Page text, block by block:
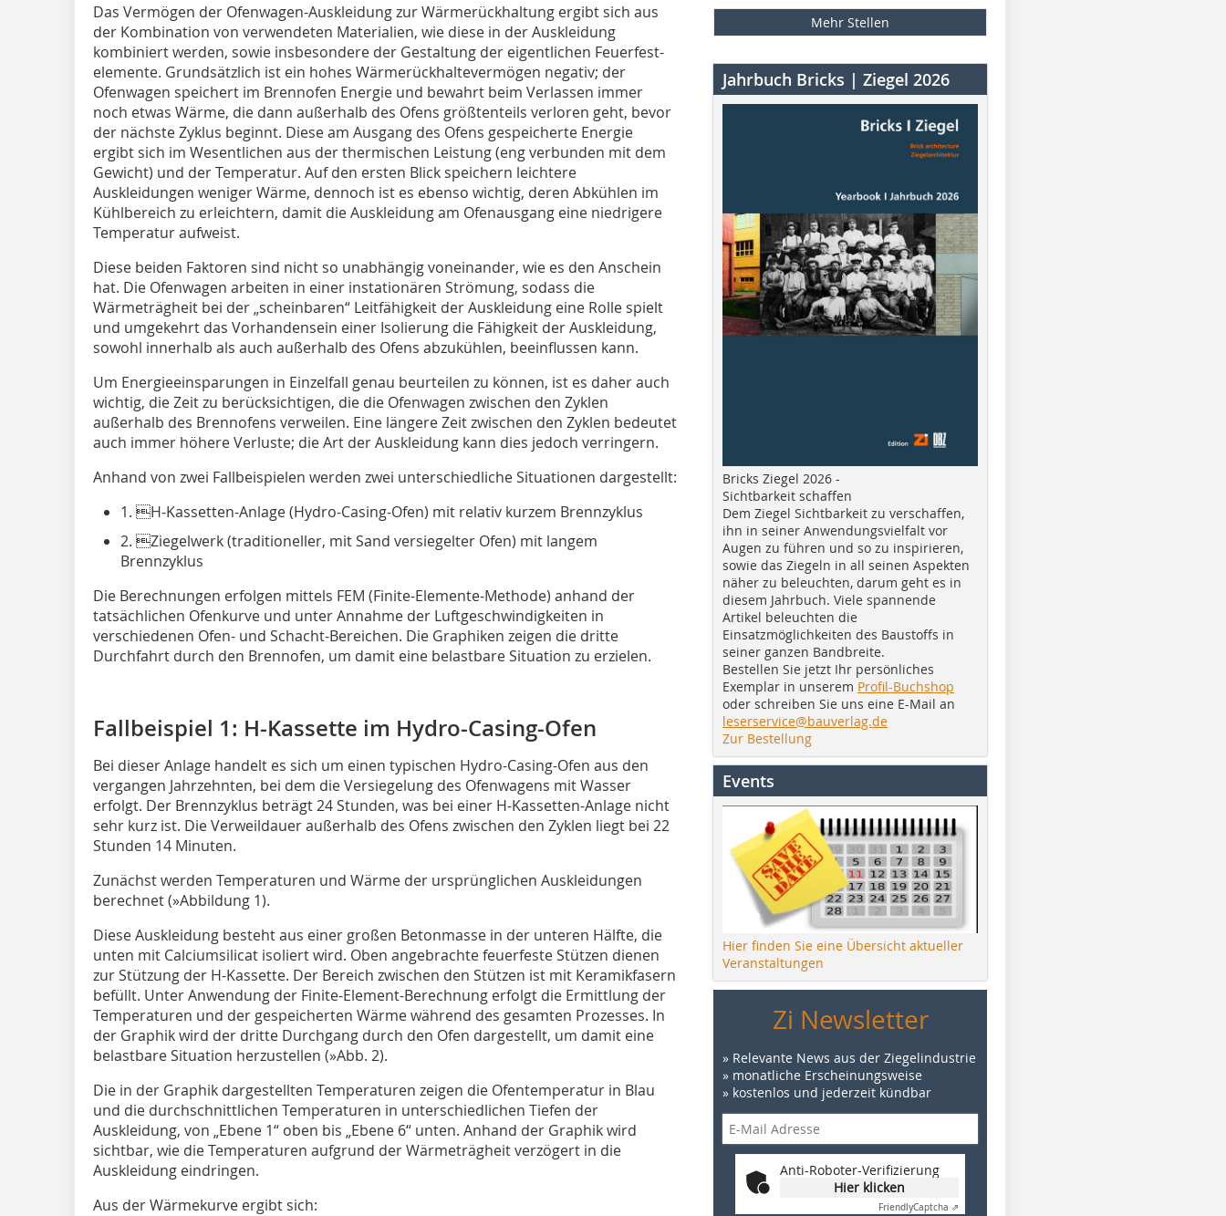
Das Vermögen der Ofenwagen-Auskleidung zur Wärmerückhaltung ergibt sich aus
der Kombination von verwendeten Materialien, wie diese in der Auskleidung
kombiniert werden, sowie insbesondere der Gestaltung der eigentlichen Feuerfest-
elemente. Grundsätzlich ist ein hohes Wärmerückhaltevermögen negativ; der
Ofenwagen speichert im Brennofen Energie und bewahrt beim Verlassen immer
noch etwas Wärme, die dann außerhalb des Ofens größtenteils verloren geht, bevor
der nächste Zyklus beginnt. Diese am Ausgang des Ofens gespeicherte Energie
ergibt sich im Wesentlichen aus der thermischen Leistung (eng verbunden mit dem
Gewicht) und der Temperatur. Auf den ersten Blick speichern leichtere
Auskleidungen weniger Wärme, dennoch ist es ebenso wichtig, deren Abkühlen im
Kühlbereich zu erleichtern, damit die Auskleidung am Ofenausgang eine niedrigere
Temperatur aufweist.
Diese beiden Faktoren sind nicht so unabhängig voneinander, wie es den Anschein
hat. Die Ofenwagen arbeiten in einer instationären Strömung, sodass die
Wärmeträgheit bei der „scheinbaren“ Leitfähigkeit der Auskleidung eine Rolle spielt
und umgekehrt das Vorhandensein einer Isolierung die Fähigkeit der Auskleidung,
sowohl innerhalb als auch außerhalb des Ofens abzukühlen, beeinflussen kann.
Um Energieeinsparungen in Einzelfall genau beurteilen zu können, ist es daher auch
wichtig, die Zeit zu berücksichtigen, die die Ofenwagen zwischen den Zyklen
außerhalb des Brennofens verweilen. Eine längere Zeit zwischen den Zyklen bedeutet
auch immer höhere Verluste; die Art der Auskleidung kann dies jedoch verringern.
Anhand von zwei Fallbeispielen werden zwei unterschiedliche Situationen dargestellt:
1. H-Kassetten-Anlage (Hydro-Casing-Ofen) mit relativ kurzem Brennzyklus
2. Ziegelwerk (traditioneller, mit Sand versiegelter Ofen) mit langem
Brennzyklus
Die Berechnungen erfolgen mittels FEM (Finite-Elemente-Methode) anhand der
tatsächlichen Ofenkurve und unter Annahme der Luftgeschwindigkeiten in
verschiedenen Ofen- und Schacht-Bereichen. Die Graphiken zeigen die dritte
Durchfahrt durch den Brennofen, um damit eine belastbare Situation zu erzielen.
Fallbeispiel 1: H-Kassette im Hydro-Casing-Ofen
Bei dieser Anlage handelt es sich um einen typischen Hydro-Casing-Ofen aus den
vergangen Jahrzehnten, bei dem die Versiegelung des Ofenwagens mit Wasser
erfolgt. Der Brennzyklus beträgt 24 Stunden, was bei einer H-Kassetten-Anlage nicht
sehr kurz ist. Die Verweildauer außerhalb des Ofens zwischen den Zyklen liegt bei 22
Stunden 14 Minuten.
Zunächst werden Temperaturen und Wärme der ursprünglichen Auskleidungen
berechnet (»Abbildung 1).
Diese Auskleidung besteht aus einer großen Betonmasse in der unteren Hälfte, die
unten mit Calciumsilicat isoliert wird. Oben angebrachte feuerfeste Stützen dienen
zur Stützung der H-Kassette. Der Bereich zwischen den Stützen ist mit Keramikfasern
befüllt. Unter Anwendung der Finite-Element-Berechnung erfolgt die Ermittlung der
Temperaturen und der gespeicherten Wärme während des gesamten Prozesses. In
der Graphik wird der dritte Durchgang durch den Ofen dargestellt, um damit eine
belastbare Situation herzustellen (»Abb. 2).
Die in der Graphik dargestellten Temperaturen zeigen die Ofentemperatur in Blau
und die durchschnittlichen Temperaturen in unterschiedlichen Tiefen der
Auskleidung, von „Ebene 1“ oben bis „Ebene 6“ unten. Anhand der Graphik wird
sichtbar, wie die Temperaturen aufgrund der Wärmeträgheit verzögert in die
Auskleidung eindringen.
Aus der Wärmekurve ergibt sich:
Mehr Stellen
Jahrbuch Bricks | Ziegel 2026
Bricks Ziegel 2026 -
Sichtbarkeit schaffen
Dem Ziegel Sichtbarkeit zu verschaffen,
ihn in seiner Anwendungsvielfalt vor
Augen zu führen und so zu inspirieren,
sowie das Ziegeln in all seinen Aspekten
näher zu beleuchten, darum geht es in
diesem Jahrbuch. Viele spannende
Artikel beleuchten die
Einsatzmöglichkeiten des Baustoffs in
seiner ganzen Bandbreite.
Bestellen Sie jetzt Ihr persönliches
Exemplar in unserem Profil-Buchshop
oder schreiben Sie uns eine E-Mail an
leserservice@bauverlag.de
Zur Bestellung
Events
Hier finden Sie eine Übersicht aktueller
Veranstaltungen
Zi Newsletter
» Relevante News aus der Ziegelindustrie
» monatliche Erscheinungsweise
» kostenlos und jederzeit kündbar
Anti-Roboter-Verifizierung
Hier klicken
FriendlyCaptcha ⇗